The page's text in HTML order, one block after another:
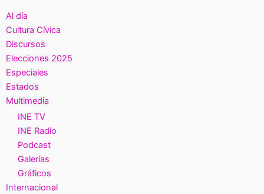
Al día
Cultura Cívica
Discursos
Elecciones 2025
Especiales
Estados
Multimedia
INE TV
INE Radio
Podcast
Galerías
Gráficos
Internacional